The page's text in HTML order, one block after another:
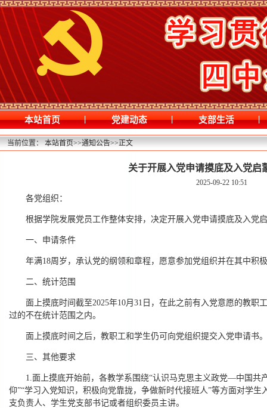
本站首页 | 党建动态 | 支部生活 |
当前位置：本站首页>>通知公告>>正文
关于开展入党申请摸底及入党启
2025-09-22 10:51
各党组织：
根据学院发展党员工作整体安排，决定开展入党申请摸底及入党
一、申请条件
年满18周岁，承认党的纲领和章程，愿意参加党组织并在其中积
二、统计范围
面上摸底时间截至2025年10月31日，在此之前有入党意愿的教职
过的不在统计范围之内。
面上摸底时间之后，教职工和学生仍可向党组织提交入党申请书。
三、其他要求
1.面上摸底开始前，各教学系围绕“认识马克思主义政党—中国共
仰”“学习入党知识，积极向党靠拢，争做新时代接班人”等方面对学
支负责人、学生党支部书记或者组织委员主讲。